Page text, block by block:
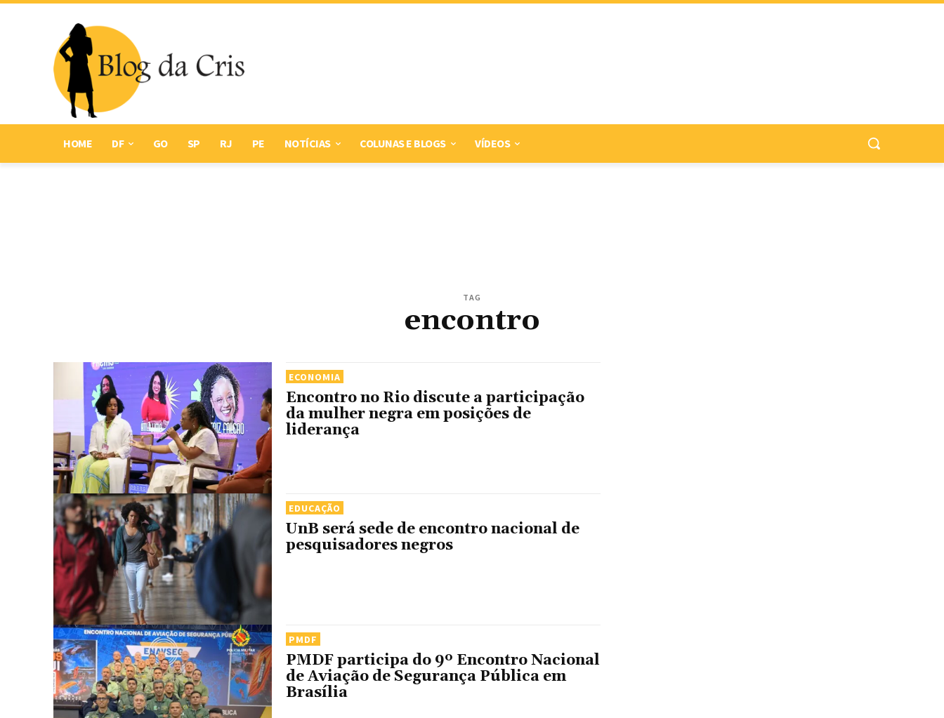
HOME DF GO SP RJ PE NOTÍCIAS COLUNAS E BLOGS VÍDEOS
TAG
encontro
ECONOMIA
Encontro no Rio discute a participação
da mulher negra em posições de
liderança
EDUCAÇÃO
UnB será sede de encontro nacional de
pesquisadores negros
PMDF
PMDF participa do 9º Encontro Nacional
de Aviação de Segurança Pública em
Brasília